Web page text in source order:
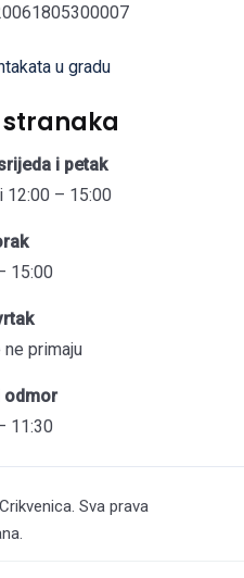
u gradu
i petak
12:00 – 15:00
15:00
primaju
odmor
11:30
Sva prava